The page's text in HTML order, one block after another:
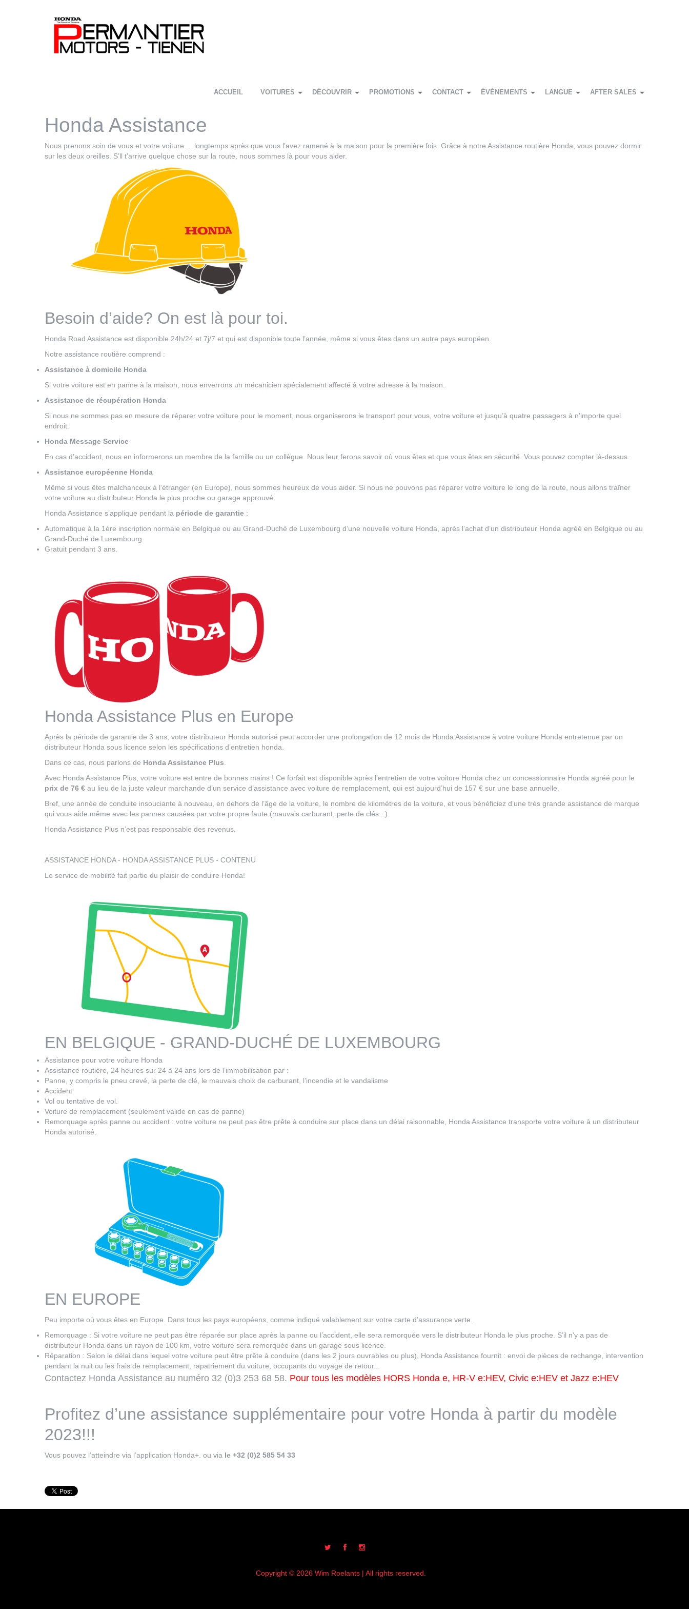
ACCUEIL VOITURES DÉCOUVRIR PROMOTIONS CONTACT ÉVÉNEMENTS LANGUE AFTER SALES
Honda Assistance
Nous prenons soin de vous et votre voiture ... longtemps après que vous l’avez ramené à la maison pour la première fois. Grâce à notre Assistance routière Honda, vous pouvez dormir
sur les deux oreilles. S’ll t’arrive quelque chose sur la route, nous sommes là pour vous aider.
Besoin d’aide? On est là pour toi.
Honda Road Assistance est disponible 24h/24 et 7j/7 et qui est disponible toute l’année, même si vous êtes dans un autre pays européen.
Notre assistance routière comprend :
Assistance à domicile Honda
Si votre voiture est en panne à la maison, nous enverrons un mécanicien spécialement affecté à votre adresse à la maison.
Assistance de récupération Honda
Si nous ne sommes pas en mesure de réparer votre voiture pour le moment, nous organiserons le transport pour vous, votre voiture et jusqu’à quatre passagers à n’importe quel
endroit.
Honda Message Service
En cas d’accident, nous en informerons un membre de la famille ou un collègue. Nous leur ferons savoir où vous êtes et que vous êtes en sécurité. Vous pouvez compter là-dessus.
Assistance européenne Honda
Même si vous êtes malchanceux à l’étranger (en Europe), nous sommes heureux de vous aider. Si nous ne pouvons pas réparer votre voiture le long de la route, nous allons traîner
votre voiture au distributeur Honda le plus proche ou garage approuvé.
Honda Assistance s’applique pendant la période de garantie :
Automatique à la 1ère inscription normale en Belgique ou au Grand-Duché de Luxembourg d’une nouvelle voiture Honda, après l’achat d’un distributeur Honda agréé en Belgique ou au
Grand-Duché de Luxembourg.
Gratuit pendant 3 ans.
Honda Assistance Plus en Europe
Après la période de garantie de 3 ans, votre distributeur Honda autorisé peut accorder une prolongation de 12 mois de Honda Assistance à votre voiture Honda entretenue par un
distributeur Honda sous licence selon les spécifications d’entretien honda.
Dans ce cas, nous parlons de Honda Assistance Plus
Avec Honda Assistance Plus, votre voiture est entre de bonnes mains ! Ce forfait est disponible après l’entretien de votre voiture Honda chez un concessionnaire Honda agréé pour le
prix de 76 € au lieu de la juste valeur marchande d’un service d’assistance avec voiture de remplacement, qui est aujourd’hui de 157 € sur une base annuelle.
Bref, une année de conduite insouciante à nouveau, en dehors de l’âge de la voiture, le nombre de kilomètres de la voiture, et vous bénéficiez d’une très grande assistance de marque
qui vous aide même avec les pannes causées par votre propre faute (mauvais carburant, perte de clés...).
Honda Assistance Plus n’est pas responsable des revenus.
ASSISTANCE HONDA - HONDA ASSISTANCE PLUS - CONTENU
Le service de mobilité fait partie du plaisir de conduire Honda!
EN BELGIQUE - GRAND-DUCHÉ DE LUXEMBOURG
Assistance pour votre voiture Honda
Assistance routière, 24 heures sur 24 à 24 ans lors de l’immobilisation par :
Panne, y compris le pneu crevé, la perte de clé, le mauvais choix de carburant, l’incendie et le vandalisme
Accident
Vol ou tentative de vol.
Voiture de remplacement (seulement valide en cas de panne)
Remorquage après panne ou accident : votre voiture ne peut pas être prête à conduire sur place dans un délai raisonnable, Honda Assistance transporte votre voiture à un distributeur
Honda autorisé.
EN EUROPE
Peu importe où vous êtes en Europe. Dans tous les pays européens, comme indiqué valablement sur votre carte d’assurance verte.
Remorquage : Si votre voiture ne peut pas être réparée sur place après la panne ou l’accident, elle sera remorquée vers le distributeur Honda le plus proche. S’il n’y a pas de
distributeur Honda dans un rayon de 100 km, votre voiture sera remorquée dans un garage sous licence.
Réparation : Selon le délai dans lequel votre voiture peut être prête à conduire (dans les 2 jours ouvrables ou plus), Honda Assistance fournit : envoi de pièces de rechange, intervention
pendant la nuit ou les frais de remplacement, rapatriement du voiture, occupants du voyage de retour...
Contactez Honda Assistance au numéro 32 (0)3 253 68 58. Pour tous les modèles HORS Honda e, HR-V e:HEV, Civic e:HEV et Jazz e:HEV
Profitez d’une assistance supplémentaire pour votre Honda à partir du modèle
2023!!!
Vous pouvez l’atteindre via l’application Honda+. ou via le +32 (0)2 585 54 33
Copyright © 2026 Wim Roelants | All rights reserved.